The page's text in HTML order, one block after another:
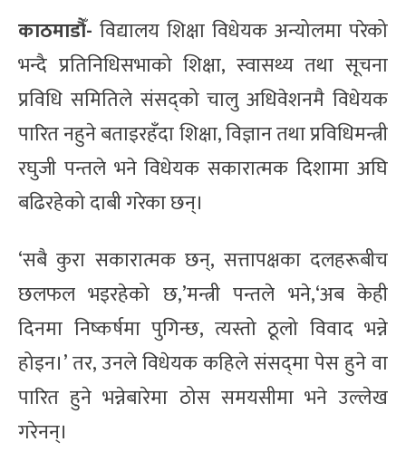
काठमाडौँ- विद्यालय शिक्षा विधेयक अन्योलमा परेको
भन्दै प्रतिनिधिसभाको शिक्षा, स्वासथ्य तथा सूचना
प्रविधि समितिले संसद्को चालु अधिवेशनमै विधेयक
पारित नहुने बताइरहँदा शिक्षा, विज्ञान तथा प्रविधिमन्त्री
रघुजी पन्तले भने विधेयक सकारात्मक दिशामा अघि
बढिरहेको दाबी गरेका छन्।
‘सबै कुरा सकारात्मक छन्, सत्तापक्षका दलहरूबीच
छलफल भइरहेको छ,’मन्त्री पन्तले भने,‘अब केही
दिनमा निष्कर्षमा पुगिन्छ, त्यस्तो ठूलो विवाद भन्ने
होइन।’ तर, उनले विधेयक कहिले संसद्‌मा पेस हुने वा
पारित हुने भन्नेबारेमा ठोस समयसीमा भने उल्लेख
गरेनन्।